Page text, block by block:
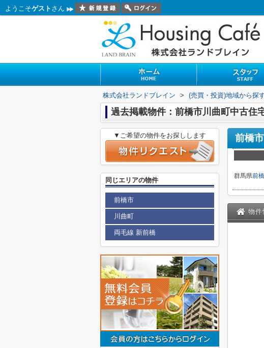
ようこそゲスト さん
株式会社ランドブレイン > (売買・投資)地域から探
過去掲載物件：前橋市川曲町中古住
前橋
群馬県前
物件
▼ご希望の物件をお探しします
同じエリアの物件
前橋市
川曲町
両毛線 新前橋